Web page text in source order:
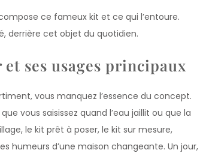
ce fameux kit et ce qui l’entoure.
derrière cet objet du quotidien.
ses usages principaux
vous manquez l’essence du concept.
que vous saisissez quand l’eau jaillit ou que la
le kit prêt à poser, le kit sur mesure,
humeurs d’une maison changeante. Un jour,